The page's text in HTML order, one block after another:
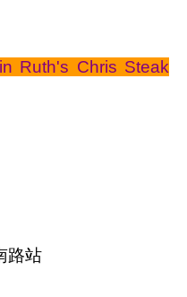
Ruth's Chris Steak
路站